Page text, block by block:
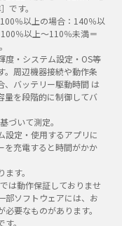
です。
％以上の場合：140％以
％以上～110％未満＝
度・システム設定・OS等
。周辺機器接続や動作条
、バッテリー駆動時間 は
量を段階的に制御してバ
づいて測定。
設定・使用するアプリに
を充電すると時間がかか
す。
は動作保証しておりませ
部ソフトウェアには、お
要なものがあります。
。